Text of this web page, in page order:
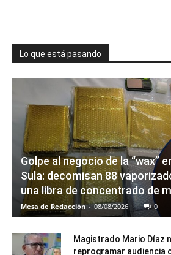
Lo que está pasando
Golpe al negocio de la “wax”
Sula: decomisan 88
una libra de concentrado de
Mesa de Redacción - 08/08/2026 0
Magistrado Mario Díaz
reprogramar audiencia